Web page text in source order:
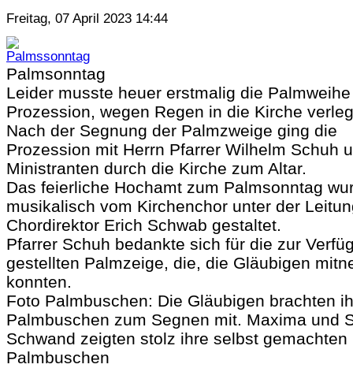
Freitag, 07 April 2023 14:44
Palmsonntag
Leider musste heuer erstmalig die
Prozession, wegen Regen in die Kirche
Nach der Segnung der Palmzweige ging die
Prozession mit Herrn Pfarrer Wilhelm Schuh
Ministranten durch die Kirche zum Altar.
Das feierliche Hochamt zum Palmsonntag
musikalisch vom Kirchenchor unter der
Chordirektor Erich Schwab gestaltet.
Pfarrer Schuh bedankte sich für die zur
gestellten Palmzeige, die, die Gläubigen
konnten.
Foto Palmbuschen: Die Gläubigen brachten
Palmbuschen zum Segnen mit. Maxima und
Schwand zeigten stolz ihre selbst gemachten
Palmbuschen